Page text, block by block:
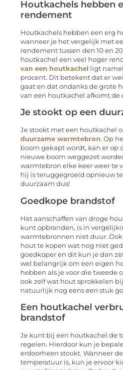
Houtkachels hebben
rendement
Houtkachels hebben een erg
wanneer je het vergelijk met
rendement tussen den 10 en
houtkachel een veel hoger
van een houtkachel ligt
procent. Dit betekent dat er
gaat en dat ondanks de grote
van een houtkachel afkomt de
Je stookt op een
Je stookt met een houtkachel
duurzame warmtebron. Op
boom gekapt wordt, kan er op
nieuwe boom weggezet
warmtebron elke keer weer te
hij is teruggegroeid opnieuw
duurzaam dus!
Goedkope brandstof
Het aanschaffen van droge
kunt opbranden, is in
warmtebronnen niet duur.
hout te kopen wat nog niet
goedkoper en dit kun je dan
wel belangrijk om een eigen
hebben als je voor die tweede
ook zelf wat hout sprokkelen
natuurlijk nog eens een stuk
Een houtkachel
brandstof
Je kunt bij een houtkachel de
regelen. Hierdoor kun je
erdoorheen stookt. Wanneer
temperatuur is, kun je ervoor